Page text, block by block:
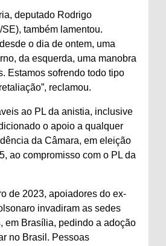
deputado Rodrigo
também lamentou.
o dia de ontem, uma
da esquerda, uma manobra
Estamos sofrendo todo tipo
reclamou.
ao PL da anistia, inclusive
o apoio a qualquer
da Câmara, em eleição
ao compromisso com o PL da
de 2023, apoiadores do ex-
invadiram as sedes
em Brasília, pedindo a adoção
no Brasil. Pessoas